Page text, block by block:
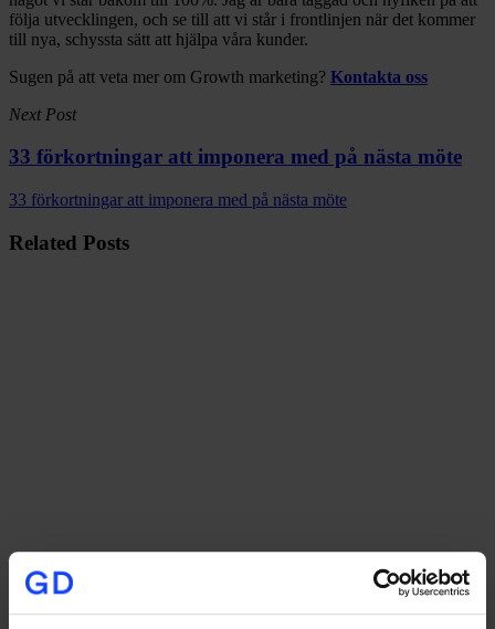
följa utvecklingen, och se till att vi står i frontlinjen när det kommer
till nya, schyssta sätt att hjälpa våra kunder.
Sugen på att veta mer om Growth marketing? Kontakta oss
Next Post
33 förkortningar att imponera med på nästa möte
33 förkortningar att imponera med på nästa möte
Related Posts